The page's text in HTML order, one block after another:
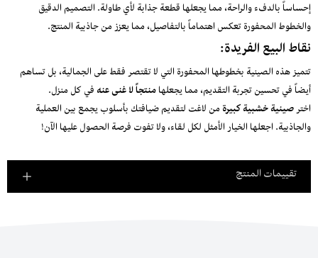
إحساساً بالدفء والراحة، مما يجعلها قطعة جذابة لأي طاولة. التصميم الدقيق
والخطوط المحفورة تعكس اهتماماً بالتفاصيل، مما يعزز من جاذبية المنتج.
نقاط البيع الفريدة:
تتميز هذه الصينية بخطوطها المحفورة التي لا تقتصر فقط على الجمالية، بل تساهم
أيضاً في تحسين تجربة التقديم، مما يجعلهامنتجاً لا غنى عنه في كل منزل.
اخترصينية خشبية كبيرةمن لاغت لتقديم ضيافتك بأسلوب يجمع بين العملية
والجاذبية. اجعلها الخيار الأمثل لكل لقاء، ولا تفوت فرصة الحصول عليها الآن!
تقييمات المنتج